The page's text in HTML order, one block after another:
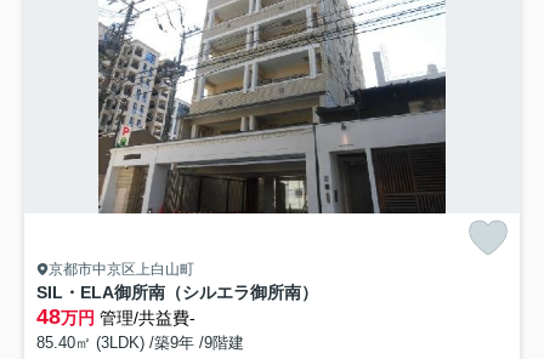
京都市中京区上白山町
SIL・ELA御所南（シルエラ御所南）
48万円 管理/共益費-
85.40㎡ (3LDK) /築9年 /9階建